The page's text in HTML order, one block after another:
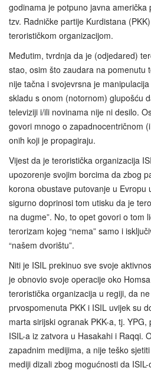
godinama je potpuno javna američka
tzv. Radničke partije Kurdistana
terorističkom organizacijom.
Međutim, tvrdnja da je (odjedared)
stao, osim što zaudara na pomenutu
nije tačna i svojevrsna je
skladu s onom (notornom) glupošću
televiziji i/ili novinama nije ni desilo.
govori mnogo o zapadnocentričnom
onih koji je propagiraju.
Vijest da je teroristička organizacija
upozorenje svojim borcima da zbog
korona obustave putovanje u Evropu
sigurno doprinosi tom utisku da je
na dugme”. No, to opet govori o tom
terorizam kojeg “nema” samo i
“našem dvorištu”.
Niti je ISIL prekinuo sve svoje
je obnovio svoje operacije oko
teroristička organizacija u regiji, da
prvospomenuta PKK i ISIL uvijek su
marta sirijski ogranak PKK-a, tj.
ISIL-a iz zatvora u Hasakahi i Raqqi.
zapadnim medijima, a nije teško
mediji dizali zbog mogućnosti da